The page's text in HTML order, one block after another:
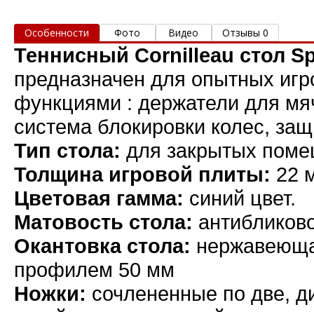
Особенности Фото Видео Отзывы 0
Теннисный Cornilleau стол
предназначен для опытных
функциями : держатели для
система блокировки колес,
Тип стола: для закрытых
Толщина игровой плиты: 22
Цветовая гамма: синий цвет.
Матовость стола:
Окантовка стола:
профилем 50 мм
Ножки: сочлененные по две,